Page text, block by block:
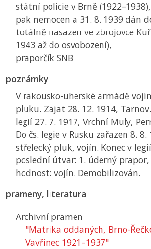
státní policie v Brně (1922–1938),
pak nemocen a 31. 8. 1939 dán
totálně nasazen ve zbrojovce
1943 až do osvobození),
praporčík SNB
poznámky
V rakousko-uherské armádě
pluku. Zajat 28. 12. 1914,
legií 27. 7. 1917, Vrchní Muly,
Do čs. legie v Rusku zařazen 8. 8.
střelecký pluk, vojín. Konec v
poslední útvar: 1. úderný
hodnost: vojín. Demobilizován.
prameny, literatura
Archivní pramen
"Matrika oddaných, Brno-
Vavřinec 1921–1937"